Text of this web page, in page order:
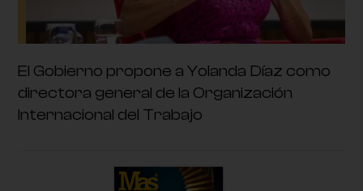
El Gobierno propone a Yolanda Díaz como
directora general de la Organización
Internacional del Trabajo